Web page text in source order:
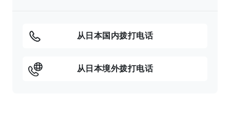
从日本国内拨打电话
从日本境外拨打电话